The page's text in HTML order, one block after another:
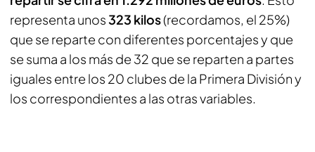
representa unos323 kilos(recordamos, el 25%)
que se reparte con diferentes porcentajes y que
se suma a los más de 32 que se reparten a partes
iguales entre los 20 clubes de la Primera División y
los correspondientes a las otras variables.